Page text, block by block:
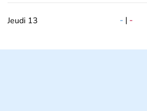
Jeudi 13 - | -